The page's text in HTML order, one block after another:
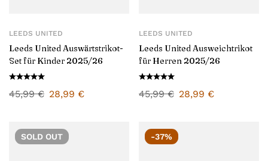
LEEDS UNITED
Leeds United Auswärtstrikot-
Set für Kinder 2025/26
45,99€ 28,99 €
LEEDS UNITED
Leeds United Ausweichtrikot
für Herren 2025/26
45,99€ 28,99 €
SOLD OUT -37%